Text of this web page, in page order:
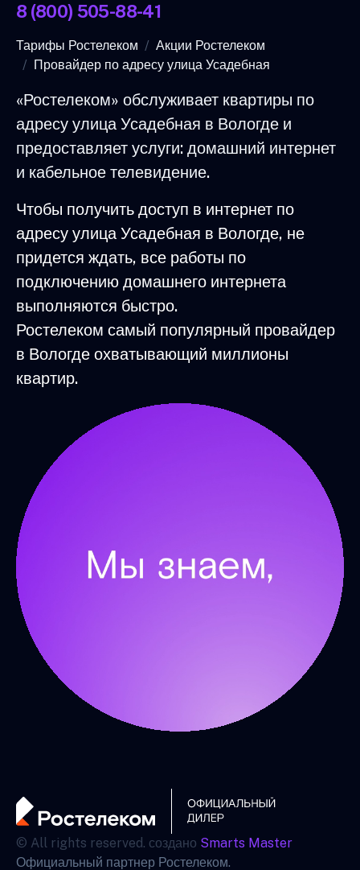
8 (800) 505-88-41
Тарифы Ростелеком
Акции Ростелеком
Провайдер по адресу улица Усадебная
«Ростелеком» обслуживает квартиры по
адресу улица Усадебная в Вологде и
предоставляет услуги: домашний интернет
и кабельное телевидение.
Чтобы получить доступ в интернет по
адресу улица Усадебная в Вологде, не
придется ждать, все работы по
подключению домашнего интернета
выполняются быстро.
Ростелеком самый популярный провайдер
в Вологде охватывающий миллионы
квартир.
© All rights reserved. создано Smarts Master
Официальный партнер Ростелеком.